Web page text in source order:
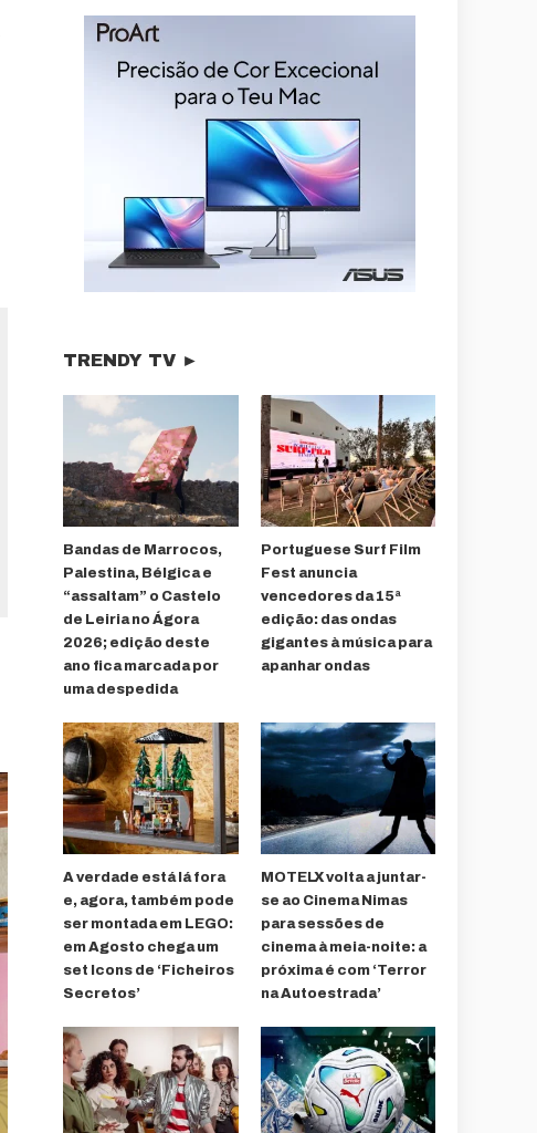
TRENDY TV ►
Bandas de Marrocos,
Palestina, Bélgica e
“assaltam” o Castelo
de Leiria no Ágora
2026; edição deste
ano fica marcada por
uma despedida
Portuguese Surf Film
Fest anuncia
vencedores da 15ª
edição: das ondas
gigantes à música para
apanhar ondas
A verdade está lá fora
e, agora, também pode
ser montada em LEGO:
em Agosto chega um
set Icons de ‘Ficheiros
Secretos’
MOTELX volta a juntar-
se ao Cinema Nimas
para sessões de
cinema à meia-noite: a
próxima é com ‘Terror
na Autoestrada’